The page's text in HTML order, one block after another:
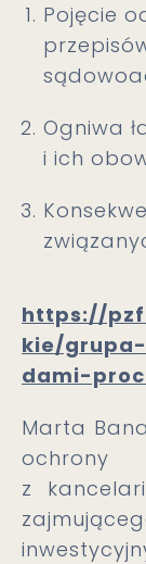
Pojęcie
Ogniwa
i ich
https://
kie/
dami-
Marta
ochrony
z